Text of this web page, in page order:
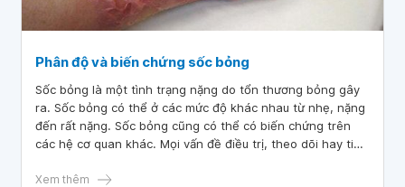
Phân độ và biến chứng sốc bỏng
Sốc bỏng là một tình trạng nặng do tổn thương bỏng gây
ra. Sốc bỏng có thể ở các mức độ khác nhau từ nhẹ, nặng
đến rất nặng. Sốc bỏng cũng có thể có biến chứng trên
các hệ cơ quan khác. Mọi vấn đề điều trị, theo dõi hay tiên
cạnh đó, sốc bỏng trên từng đối tượng đặc biệt như người
Xem thêm